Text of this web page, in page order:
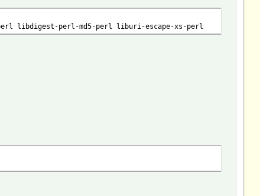
libdigest-perl-md5-perl liburi-escape-xs-perl